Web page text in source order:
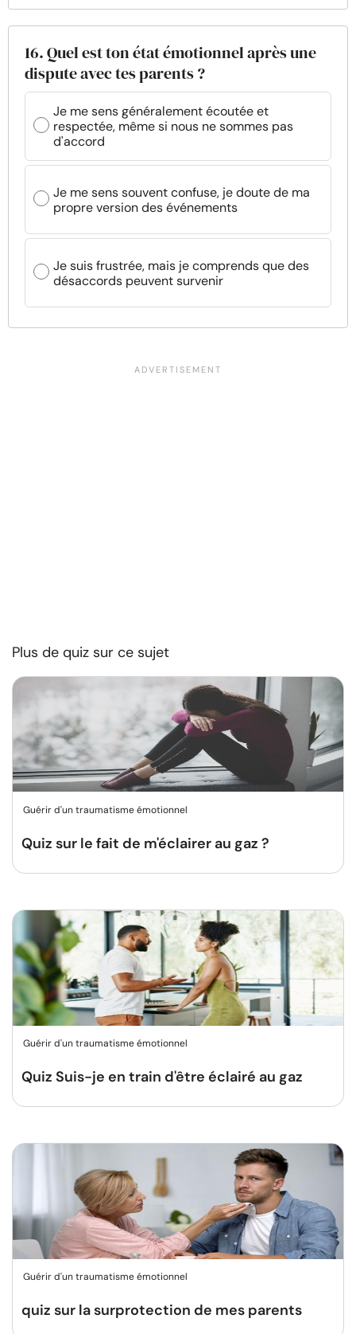
16. Quel est ton état émotionnel après une
dispute avec tes parents ?
Je me sens généralement écoutée et
respectée, même si nous ne sommes pas
d'accord
Je me sens souvent confuse, je doute de ma
propre version des événements
Je suis frustrée, mais je comprends que des
désaccords peuvent survenir
Plus de quiz sur ce sujet
Guérir d'un traumatisme émotionnel
Quiz sur le fait de m'éclairer au gaz ?
Guérir d'un traumatisme émotionnel
Quiz Suis-je en train d'être éclairé au gaz
Guérir d'un traumatisme émotionnel
quiz sur la surprotection de mes parents